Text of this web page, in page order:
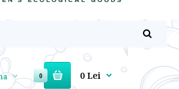
0 0 Lei